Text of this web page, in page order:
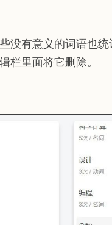
没有意义的词语也统
栏里面将它删除。